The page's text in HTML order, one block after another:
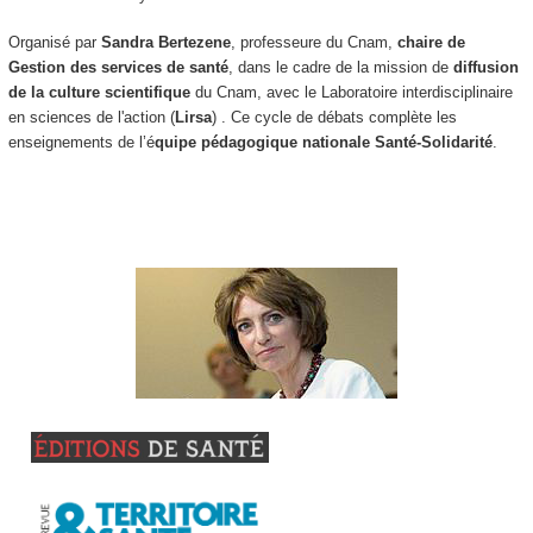
Organisé par Sandra Bertezene, professeure du Cnam, chaire de
Gestion des services de santé, dans le cadre de la mission de diffusion
de la culture scientifiquedu Cnam, avec le Laboratoire interdisciplinaire
en sciences de l'action (Lirsa) . Ce cycle de débats complète les
enseignements de l’équipe pédagogique nationale Santé-Solidarité.